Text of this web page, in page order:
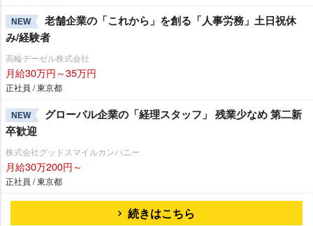
NEW
老舗企業の「これから」を創る「人事労務」土日祝休
み/経験者
高輪ヂーゼル株式会社
月給30万円～35万円
正社員 / 東京都
NEW
グローバル企業の「経理スタッフ」 残業少なめ 第二新
卒歓迎
株式会社グッドスマイルカンパニー
月給30万200円～
正社員 / 東京都
続きはこちら